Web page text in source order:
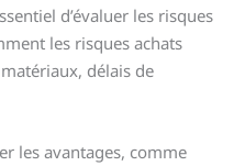
d’évaluer les risques
les risques achats
délais de
les avantages, comme